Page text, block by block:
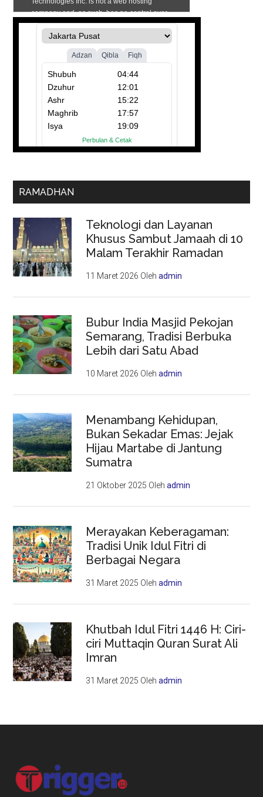
RAMADHAN
Teknologi dan Layanan
Khusus Sambut Jamaah di 10
Malam Terakhir Ramadan
11 Maret 2026 Olehadmin
Bubur India Masjid Pekojan
Semarang, Tradisi Berbuka
Lebih dari Satu Abad
10 Maret 2026 Olehadmin
Menambang Kehidupan,
Bukan Sekadar Emas: Jejak
Hijau Martabe di Jantung
Sumatra
21 Oktober 2025 Olehadmin
Merayakan Keberagaman:
Tradisi Unik Idul Fitri di
Berbagai Negara
31 Maret 2025 Olehadmin
Khutbah Idul Fitri 1446 H: Ciri-
ciri Muttaqin Quran Surat Ali
Imran
31 Maret 2025 Olehadmin
Footer